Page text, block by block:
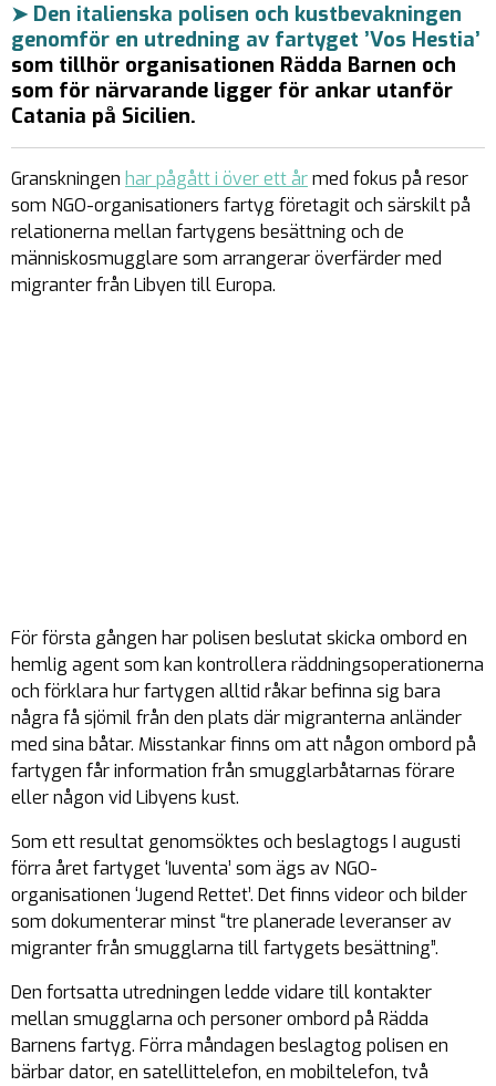
➤ Den italienska polisen och kustbevakningen
genomför en utredning av fartyget ’Vos Hestia’
som tillhör organisationen Rädda Barnen och
som för närvarande ligger för ankar utanför
Catania på Sicilien.
Granskningen har pågått i över ett årmed fokus på resor
som NGO-organisationers fartyg företagit och särskilt på
relationerna mellan fartygens besättning och de
människosmugglare som arrangerar överfärder med
migranter från Libyen till Europa.
För första gången har polisen beslutat skicka ombord en
hemlig agent som kan kontrollera räddningsoperationerna
och förklara hur fartygen alltid råkar befinna sig bara
några få sjömil från den plats där migranterna anländer
med sina båtar. Misstankar finns om att någon ombord på
fartygen får information från smugglarbåtarnas förare
eller någon vid Libyens kust.
Som ett resultat genomsöktes och beslagtogs I augusti
förra året fartyget ‘Iuventa’ som ägs av NGO-
organisationen ‘Jugend Rettet’. Det finns videor och bilder
som dokumenterar minst “tre planerade leveranser av
migranter från smugglarna till fartygets besättning”.
Den fortsatta utredningen ledde vidare till kontakter
mellan smugglarna och personer ombord på Rädda
Barnens fartyg. Förra måndagen beslagtog polisen en
bärbar dator, en satellittelefon, en mobiltelefon, två